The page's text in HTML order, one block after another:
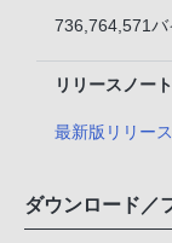
736,764,571バ
リリースノート
最新版リリー
ダウンロード／